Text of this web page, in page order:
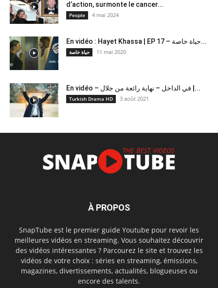
d’action, surmonte le cancer...
People 4 mai 2024
En vidéo : Hayet Khassa | EP 17 – حياة خاصة...
حياة خاصة 11 mai 2020
En vidéo – في الداخل – نهاية رائعة من جلال |...
Turkish Drama HD 3 août 2021
À PROPOS
SnapTube est le premier guide Youtube pour revoir les
meilleures vidéos en streaming. Vous souhaitez découvrir
des vidéos intéressantes ? Parcourez le site et trouvez les
vidéos de votre choix : séries en streaming, émissions,
magazines, divertissements, actualités, blogueuses ou
encore des talents.